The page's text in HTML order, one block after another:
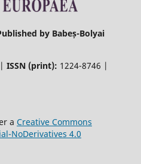
by Babeș-Bolyai
ISSN (print): 1224-8746 |
a Creative Commons
NoDerivatives 4.0